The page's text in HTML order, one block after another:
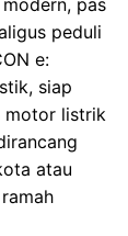
peduli
e:
siap
motor listrik
atau